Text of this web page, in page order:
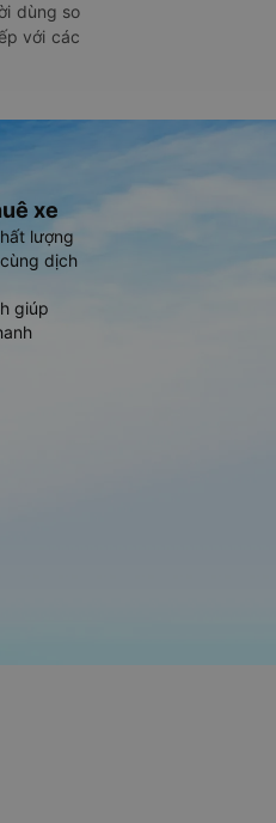
dùng so
với các
xe
lượng
dịch
giúp